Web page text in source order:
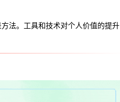
法。工具和技术对个人价值的提升